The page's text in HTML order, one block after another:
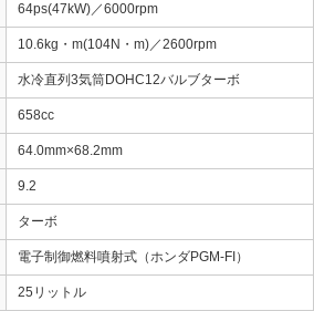
64ps(47kW)／6000rpm
10.6kg・m(104N・m)／2600rpm
水冷直列3気筒DOHC12バルブターボ
658cc
64.0mm×68.2mm
9.2
ターボ
電子制御燃料噴射式（ホンダPGM-FI）
25リットル